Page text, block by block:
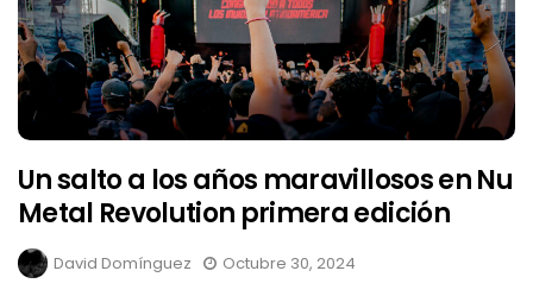
Un salto a los años maravillosos en Nu
Metal Revolution primera edición
David Domínguez Octubre 30, 2024